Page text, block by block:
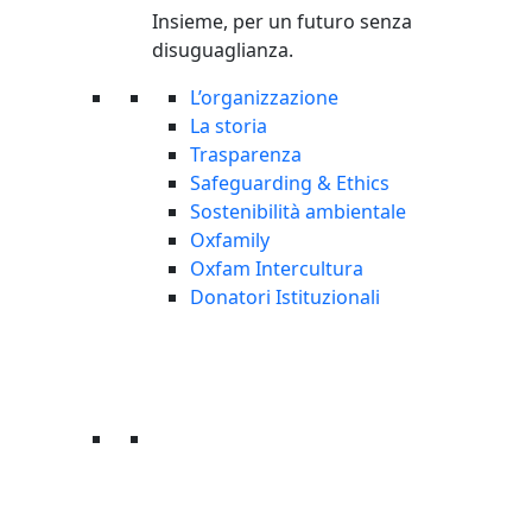
Insieme, per un futuro senza
disuguaglianza.
L’organizzazione
La storia
Trasparenza
Safeguarding & Ethics
Sostenibilità ambientale
Oxfamily
Oxfam Intercultura
Donatori Istituzionali